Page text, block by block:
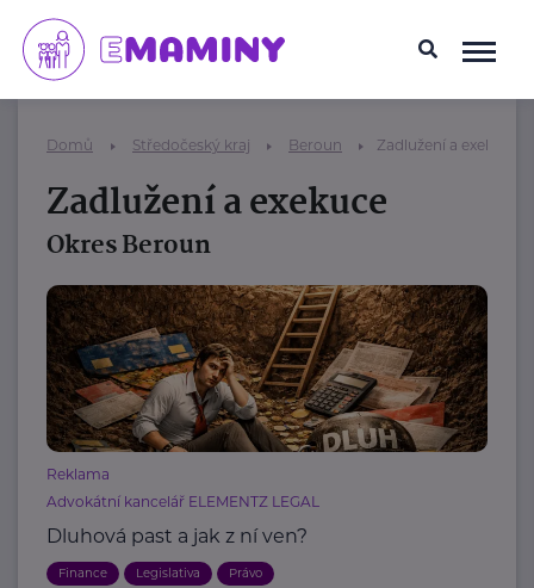
Domů Středočeský kraj Beroun Zadlužení a exekuce
Zadlužení a exekuce
Okres Beroun
Reklama
Advokátní kancelář ELEMENTZ LEGAL
Dluhová past a jak z ní ven?
Finance Legislativa Právo